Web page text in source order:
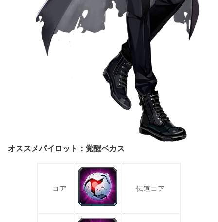
オススメパイロット：覚醒ベカス
コア 伝道コア